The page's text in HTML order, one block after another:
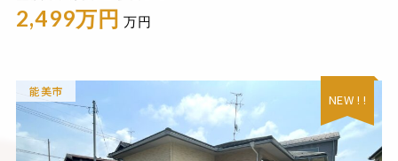
2,499万円 万円
能美市
NEW ! !